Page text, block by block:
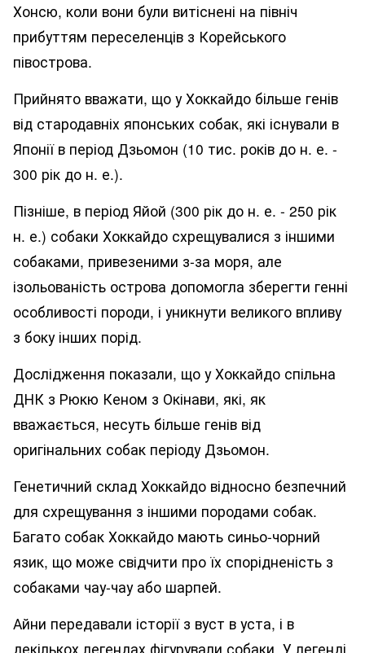
Хонсю, коли вони були витіснені на північ
прибуттям переселенців з Корейського
півострова.
Прийнято вважати, що у Хоккайдо більше генів
від стародавніх японських собак, які існували в
Японії в період Дзьомон (10 тис. років до н. е. -
300 рік до н. е.).
Пізніше, в період Яйой (300 рік до н. е. - 250 рік
н. е.) собаки Хоккайдо схрещувалися з іншими
собаками, привезеними з-за моря, але
ізольованість острова допомогла зберегти генні
особливості породи, і уникнути великого впливу
з боку інших порід.
Дослідження показали, що у Хоккайдо спільна
ДНК з Рюкю Кеном з Окінави, які, як
вважається, несуть більше генів від
оригінальних собак періоду Дзьомон.
Генетичний склад Хоккайдо відносно безпечний
для схрещування з іншими породами собак.
Багато собак Хоккайдо мають синьо-чорний
язик, що може свідчити про їх спорідненість з
собаками чау-чау або шарпей.
Айни передавали історії з вуст в уста, і в
декількох легендах фігурували собаки. У легенді